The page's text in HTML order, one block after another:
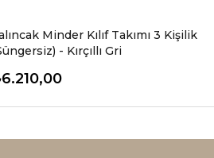
Minder Kılıf Takımı 3 Kişilik
- Kırçıllı Gri